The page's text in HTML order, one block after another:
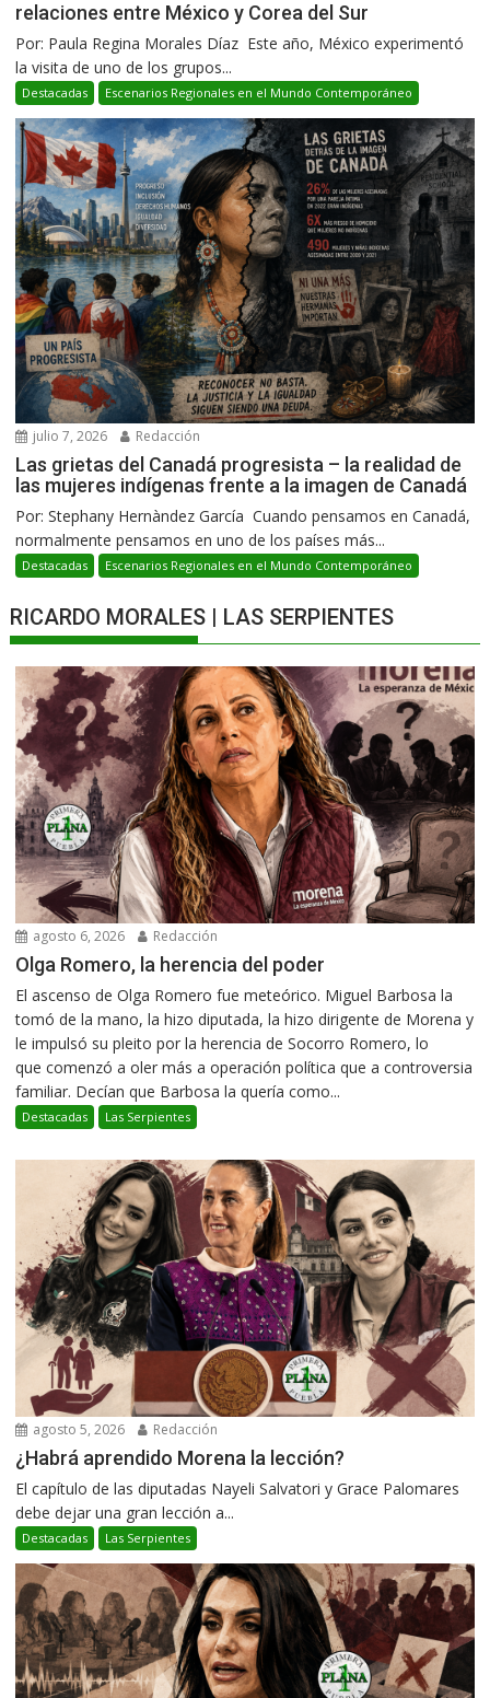
relaciones entre México y Corea del Sur
Por: Paula Regina Morales Díaz Este año, México experimentó
la visita de uno de los grupos...
Destacadas Escenarios Regionales en el Mundo Contemporáneo
julio 7, 2026 Redacción
Las grietas del Canadá progresista – la realidad de
las mujeres indígenas frente a la imagen de Canadá
Por: Stephany Hernàndez García Cuando pensamos en Canadá,
normalmente pensamos en uno de los países más...
Destacadas Escenarios Regionales en el Mundo Contemporáneo
RICARDO MORALES | LAS SERPIENTES
agosto 6, 2026 Redacción
Olga Romero, la herencia del poder
El ascenso de Olga Romero fue meteórico. Miguel Barbosa la
tomó de la mano, la hizo diputada, la hizo dirigente de Morena y
le impulsó su pleito por la herencia de Socorro Romero, lo
que comenzó a oler más a operación política que a controversia
familiar. Decían que Barbosa la quería como...
Destacadas Las Serpientes
agosto 5, 2026 Redacción
¿Habrá aprendido Morena la lección?
El capítulo de las diputadas Nayeli Salvatori y Grace Palomares
debe dejar una gran lección a...
Destacadas Las Serpientes